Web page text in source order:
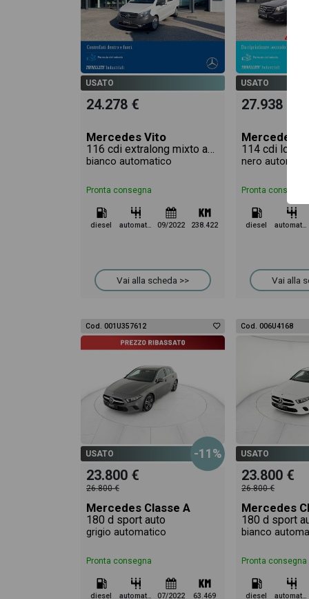
USATO
24.278 €
Mercedes Vito
bianco automatico
Pronta consegna
diesel automatico 09/2022 238.422
Vai alla scheda >>
USATO
27.938 €
Mercedes
nero
Pronta consegna
diesel automatico
Vai alla
Cod. 001U357612
USATO -11%
23.800 €
26.800 €
Mercedes Classe A
180 d sport auto
grigio automatico
Pronta consegna
diesel automatico 07/2022 63.469
Cod. 006U4168
USATO
23.800 €
26.800 €
Mercedes
180 d sport
bianco
Pronta consegna
diesel automatico